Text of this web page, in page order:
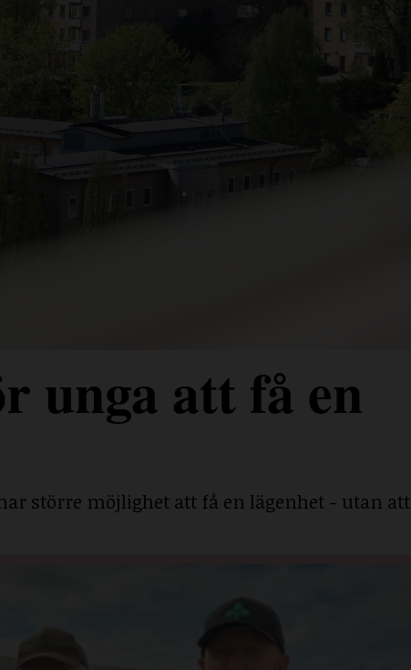
unga att få en
större möjlighet att få en lägenhet - utan att